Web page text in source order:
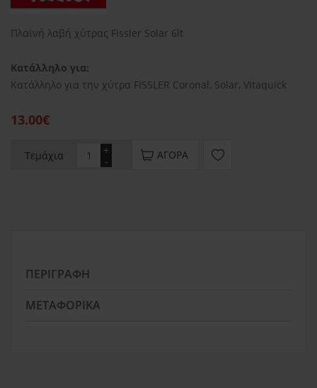
Πλαϊνή λαβή χύτρας Fissler Solar 6lt
Κατάλληλο για:
Κατάλληλο για την χύτρα FISSLER Coronal, Solar, Vitaquick
13.00€
Τεμάχια -
+ ΑΓΟΡΆ
ΠΕΡΙΓΡΑΦΉ
ΜΕΤΑΦΟΡΙΚΆ